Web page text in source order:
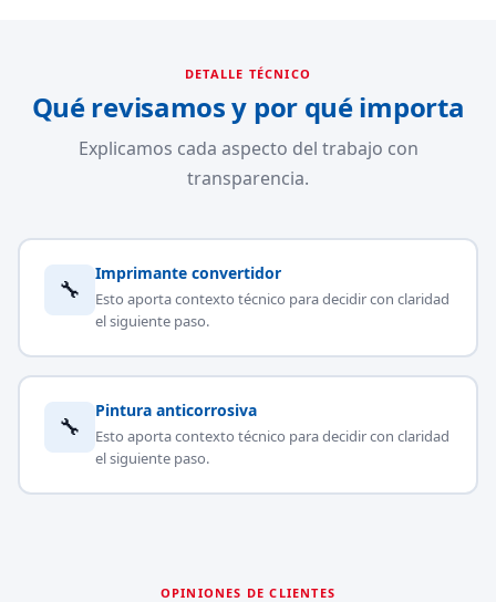
DETALLE TÉCNICO
Qué revisamos y por qué importa
Explicamos cada aspecto del trabajo con
transparencia.
🔧
Imprimante convertidor
Esto aporta contexto técnico para decidir con claridad
el siguiente paso.
🔧
Pintura anticorrosiva
Esto aporta contexto técnico para decidir con claridad
el siguiente paso.
OPINIONES DE CLIENTES